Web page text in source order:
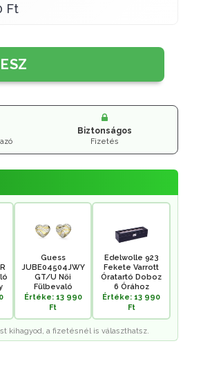
Ft
Biztonságos
Fizetés
Guess
JUBE04504JWY
GT/U Női
Fülbevaló
Értéke: 13 990
Ft
Edelwolle 923
Fekete Varrott
Óratartó Doboz
6 Órához
Értéke: 13 990
Ft
kihagyod, a fizetésnél is választhatsz.